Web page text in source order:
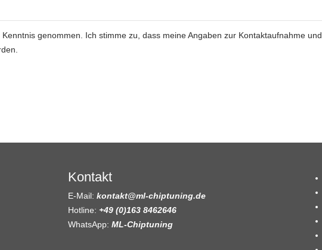
Kenntnis genommen. Ich stimme zu, dass meine Angaben zur Kontaktaufnahme und
Kontakt
E-Mail: kontakt@ml-chiptuning.de
Hotline: +49 (0)163 8462646
WhatsApp: ML-Chiptuning